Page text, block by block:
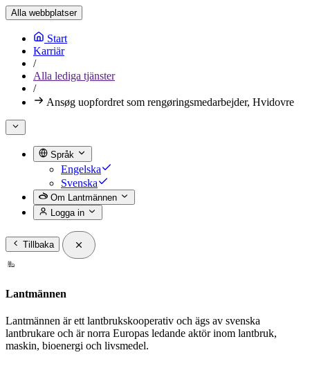
Alla webbplatser
Start
Karriär
/
Alla lediga tjänster
/
Ansøg uopfordret som rengøringsmedarbejder, Hvidovre
Språk
Engelska
Svenska
Om Lantmännen
Logga in
Tillbaka
Lantmännen
Lantmännen är ett lantbrukskooperativ och ägs av svenska
lantbrukare och är norra Europas ledande aktör inom lantbruk,
maskin, bioenergi och livsmedel.